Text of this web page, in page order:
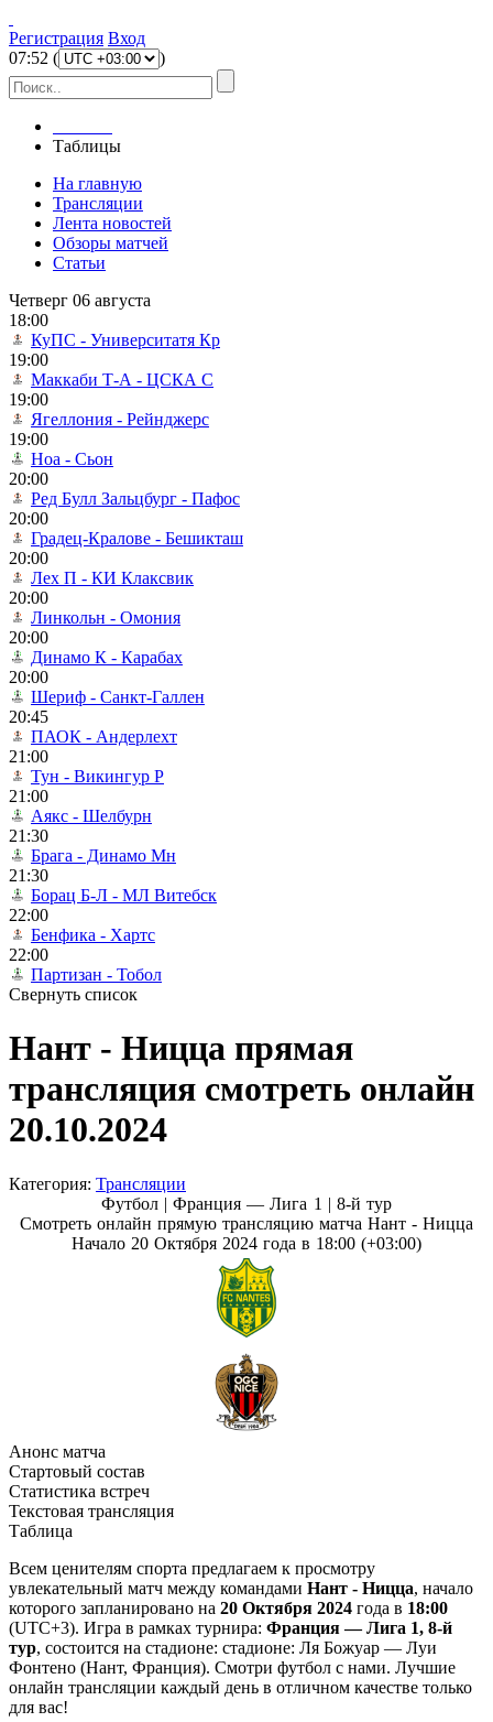
Регистрация Вход
07:52 ( )
Таблицы
На главную
Трансляции
Лента новостей
Обзоры матчей
Статьи
Четверг 06 августа
18:00
КуПС - Университатя Кр
19:00
Маккаби Т-А - ЦСКА С
19:00
Ягеллония - Рейнджерс
19:00
Ноа - Сьон
20:00
Ред Булл Зальцбург - Пафос
20:00
Градец-Кралове - Бешикташ
20:00
Лех П - КИ Клаксвик
20:00
Линкольн - Омония
20:00
Динамо К - Карабах
20:00
Шериф - Санкт-Галлен
20:45
ПАОК - Андерлехт
21:00
Тун - Викингур Р
21:00
Аякс - Шелбурн
21:30
Брага - Динамо Мн
21:30
Борац Б-Л - МЛ Витебск
22:00
Бенфика - Хартс
22:00
Партизан - Тобол
Свернуть список
Нант - Ницца прямая
трансляция смотреть онлайн
20.10.2024
Категория: Трансляции
Футбол | Франция — Лига 1 | 8-й тур
Смотреть онлайн прямую трансляцию матча Нант - Ницца
Начало 20 Октября 2024 года в 18:00 (+03:00)
Анонс матча
Стартовый состав
Статистика встреч
Текстовая трансляция
Таблица
Всем ценителям спорта предлагаем к просмотру
увлекательный матч между командами Нант - Ницца, начало
которого запланировано на 20 Октября 2024 года в 18:00
(UTC+3). Игра в рамках турнира: Франция — Лига 1, 8-й
тур, состоится на стадионе: стадионе: Ля Божуар — Луи
Фонтено (Нант, Франция). Смотри футбол с нами. Лучшие
онлайн трансляции каждый день в отличном качестве только
для вас!